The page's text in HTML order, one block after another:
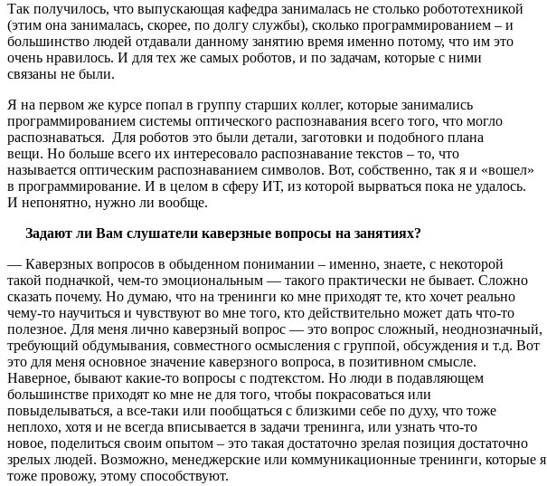
Так получилось, что выпускающая кафедра занималась не столько робототехникой
(этим она занималась, скорее, по долгу службы), сколько программированием – и
большинство людей отдавали данному занятию время именно потому, что им это
очень нравилось. И для тех же самых роботов, и по задачам, которые с ними
связаны не были.
Я на первом же курсе попал в группу старших коллег, которые занимались
программированием системы оптического распознавания всего того, что могло
распознаваться. Для роботов это были детали, заготовки и подобного плана
вещи. Но больше всего их интересовало распознавание текстов – то, что
называется оптическим распознаванием символов. Вот, собственно, так я и «вошел»
в программирование. И в целом в сферу ИТ, из которой вырваться пока не удалось.
И непонятно, нужно ли вообще.
Задают ли Вам слушатели каверзные вопросы на занятиях?
— Каверзных вопросов в обыденном понимании – именно, знаете, с некоторой
такой подначкой, чем-то эмоциональным — такого практически не бывает. Сложно
сказать почему. Но думаю, что на тренинги ко мне приходят те, кто хочет реально
чему-то научиться и чувствуют во мне того, кто действительно может дать что-то
полезное. Для меня лично каверзный вопрос — это вопрос сложный, неоднозначный,
требующий обдумывания, совместного осмысления с группой, обсуждения и т.д. Вот
это для меня основное значение каверзного вопроса, в позитивном смысле.
Наверное, бывают какие-то вопросы с подтекстом. Но люди в подавляющем
большинстве приходят ко мне не для того, чтобы покрасоваться или
повыделываться, а все-таки или пообщаться с близкими себе по духу, что тоже
неплохо, хотя и не всегда вписывается в задачи тренинга, или узнать что-то
новое, поделиться своим опытом – это такая достаточно зрелая позиция достаточно
зрелых людей. Возможно, менеджерские или коммуникационные тренинги, которые я
тоже провожу, этому способствуют.